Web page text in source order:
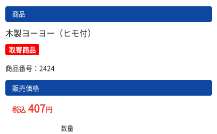
商品
木製ヨーヨー（ヒモ付）
取寄商品
商品番号：2424
販売価格
税込407円
数量